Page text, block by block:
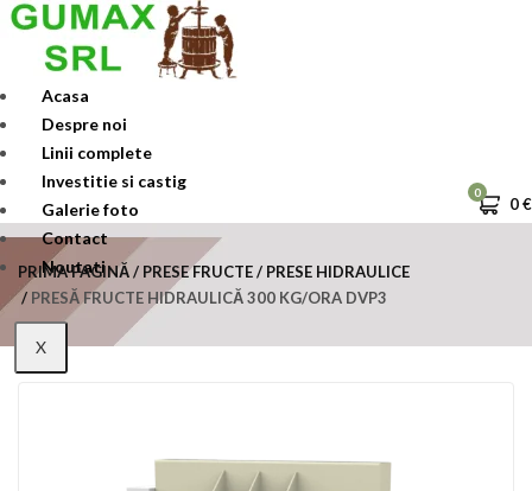
Skip
content
Acasa
Despre noi
Linii complete
Investitie si castig
Galerie foto
Contact
Noutati
X
0
0€
PRIMA PAGINĂ PRESE FRUCTE
PRESE HIDRAULICE
PRESĂ FRUCTE HIDRAULICĂ 300 KG/ORA DVP3